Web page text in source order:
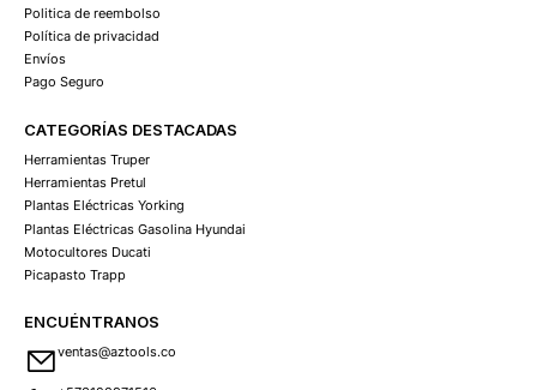
Politica de reembolso
Política de privacidad
Envíos
Pago Seguro
CATEGORÍAS DESTACADAS
Herramientas Truper
Herramientas Pretul
Plantas Eléctricas Yorking
Plantas Eléctricas Gasolina Hyundai
Motocultores Ducati
Picapasto Trapp
ENCUÉNTRANOS
ventas@aztools.co